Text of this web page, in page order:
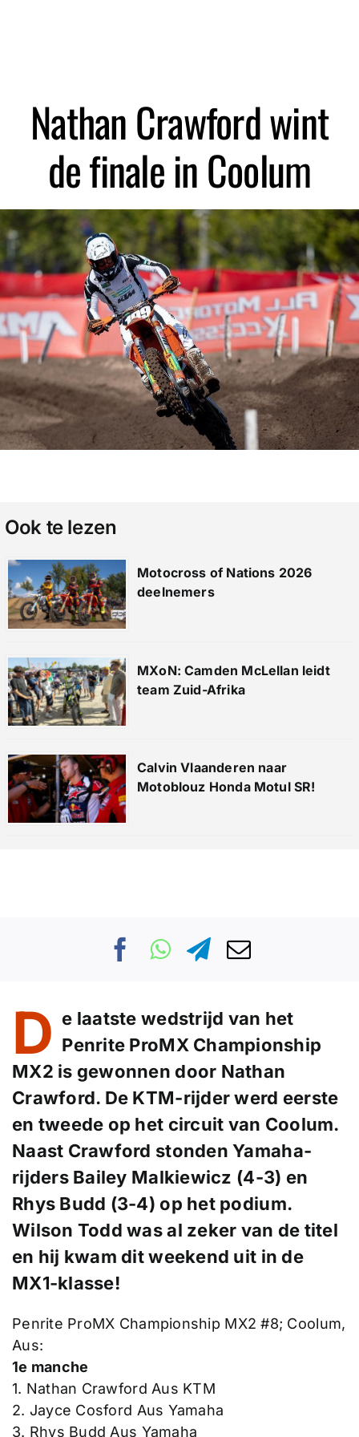
Nathan Crawford wint
de finale in Coolum
Ook te lezen
Motocross of Nations 2026
deelnemers
MXoN: Camden McLellan leidt
team Zuid-Afrika
Calvin Vlaanderen naar
Motoblouz Honda Motul SR!
D e laatste wedstrijd van het
Penrite ProMX Championship
MX2 is gewonnen door Nathan
Crawford. De KTM-rijder werd eerste
en tweede op het circuit van Coolum.
Naast Crawford stonden Yamaha-
rijders Bailey Malkiewicz (4-3) en
Rhys Budd (3-4) op het podium.
Wilson Todd was al zeker van de titel
en hij kwam dit weekend uit in de
MX1-klasse!
Penrite ProMX Championship MX2 #8; Coolum,
Aus:
1e manche
1. Nathan Crawford Aus KTM
2. Jayce Cosford Aus Yamaha
3. Rhys Budd Aus Yamaha